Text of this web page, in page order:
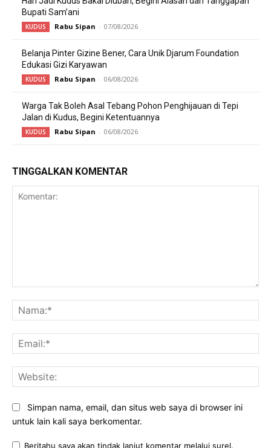
Bupati Sam’ani
KUDUS Rabu Sipan - 07/08/2026
Belanja Pinter Gizine Bener, Cara Unik Djarum Foundation
Edukasi Gizi Karyawan
KUDUS Rabu Sipan - 06/08/2026
Warga Tak Boleh Asal Tebang Pohon Penghijauan di Tepi
Jalan di Kudus, Begini Ketentuannya
KUDUS Rabu Sipan - 06/08/2026
TINGGALKAN KOMENTAR
Simpan nama, email, dan situs web saya di browser ini
untuk lain kali saya berkomentar.
Beritahu saya akan tindak lanjut komentar melalui surel.